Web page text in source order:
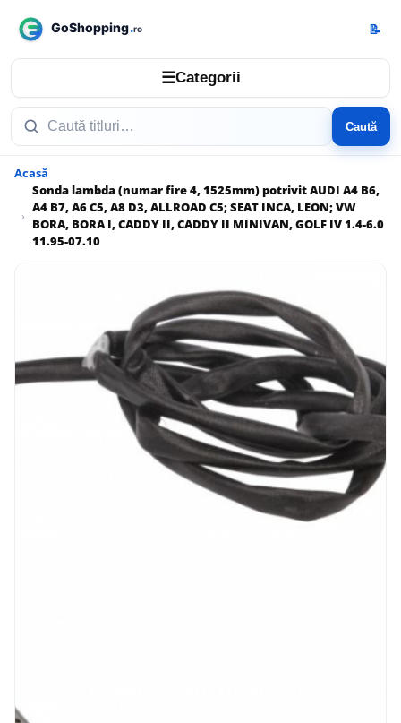
☰Categorii
Caută
📝
Acasă
Sonda lambda (numar fire 4, 1525mm) potrivit AUDI A4 B6,
A4 B7, A6 C5, A8 D3, ALLROAD C5; SEAT INCA, LEON; VW
BORA, BORA I, CADDY II, CADDY II MINIVAN, GOLF IV 1.4-6.0
11.95-07.10